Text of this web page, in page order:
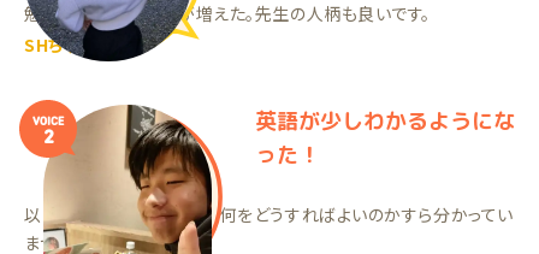
勉強机に向かう時間が増えた。先生の人柄も良いです。
SHちゃん（中3）
VOICE
2
英語が少しわかるようにな
った！
以前は学習の習慣がなく、何をどうすればよいのかすら分かってい
ませんでした。